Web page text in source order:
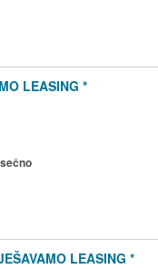
LEASING *
LEASING *